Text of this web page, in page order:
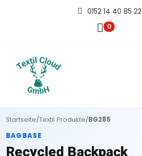
0152 14 40 85 22
0
Startseite/Textil Produkte/BG285
BAGBASE
Recycled Backpack